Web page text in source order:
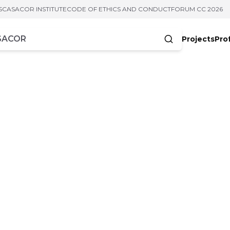
CASACOR INSTITUTECODE OF ETHICS AND CONDUCTFORUM CC 2026
Projects